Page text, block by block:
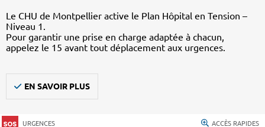
Le CHU de Montpellier active le Plan Hôpital en Tension –
Niveau 1.
Pour garantir une prise en charge adaptée à chacun,
appelez le 15 avant tout déplacement aux urgences.
EN SAVOIR PLUS
URGENCES ACCÈS RAPIDES